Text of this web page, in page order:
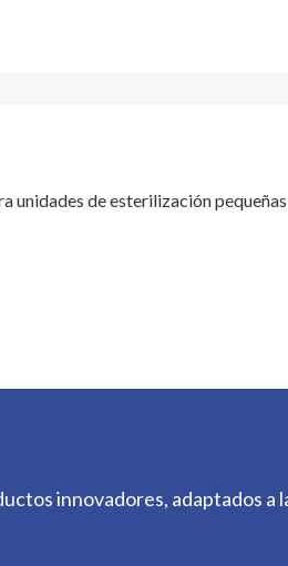
unidades de esterilización
innovadores, adaptados a